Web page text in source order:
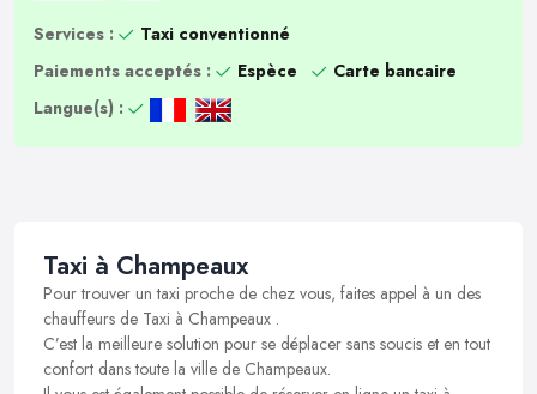
Services :
Taxi conventionné
Paiements acceptés :
Espèce
Carte bancaire
Langue(s) :
Taxi à Champeaux
Pour trouver un taxi proche de chez vous, faites appel à un des
chauffeurs de Taxi à Champeaux .
C’est la meilleure solution pour se déplacer sans soucis et en tout
confort dans toute la ville de Champeaux.